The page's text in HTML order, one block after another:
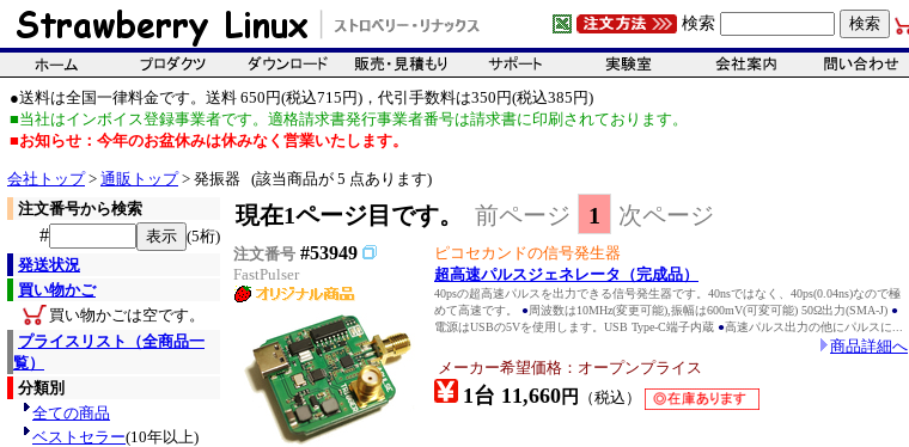
検索
●送料は全国一律料金です。送料 650円(税込715円)，代引手数料は350円(税込385円)
■当社はインボイス登録事業者です。適格請求書発行事業者番号は請求書に印刷されております。
■お知らせ：今年のお盆休みは休みなく営業いたします。
会社トップ> 通販トップ> 発振器 (該当商品が 5 点あります)
注文番号から検索
#
(5桁)
発送状況
買い物かご
買い物かごは空です。
プライスリスト（全商品一
覧）
分類別
全ての商品
ベストセラー(10年以上)
現在1ページ目です。 前ページ 1 次ページ
注文番号 #53949
FastPulser
ピコセカンドの信号発生器
超高速パルスジェネレータ（完成品）
40psの超高速パルスを出力できる信号発生器です。40nsではなく、40ps(0.04ns)なので極
めて高速です。 ● 周波数は10MHz(変更可能),振幅は600mV(可変可能) 50Ω出力(SMA-J) ●
電源はUSBの5Vを使用します。USB Type-C端子内蔵 ●高速パルス出力の他にパルスに...
商品詳細へ
メーカー希望価格：オープンプライス
1台 11,660円 （税込）